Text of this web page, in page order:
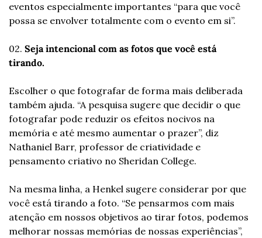
eventos especialmente importantes “para que você
possa se envolver totalmente com o evento em si”.
02. Seja intencional com as fotos que você está
tirando.
Escolher o que fotografar de forma mais deliberada
também ajuda. “A pesquisa sugere que decidir o que
fotografar pode reduzir os efeitos nocivos na
memória e até mesmo aumentar o prazer”, diz
Nathaniel Barr, professor de criatividade e
pensamento criativo no Sheridan College.
Na mesma linha, a Henkel sugere considerar por que
você está tirando a foto. “Se pensarmos com mais
atenção em nossos objetivos ao tirar fotos, podemos
melhorar nossas memórias de nossas experiências”,